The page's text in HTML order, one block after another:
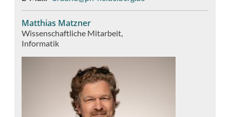
Matthias Matzner
Wissenschaftliche Mitarbeit
Informatik